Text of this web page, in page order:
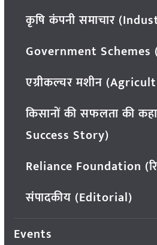
कृषि कंपनी समाचार
Government Schemes
एग्रीकल्चर मशीन
किसानों की सफलता की
Success Story)
Reliance Foundation
संपादकीय (Editorial)
Events